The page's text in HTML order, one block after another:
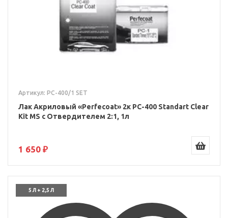
Артикул: PC-400/1 SET
Лак Акриловый «Perfecoat» 2к PC-400 Standart Clear
Kit MS с Отвердителем 2:1, 1л
1 650 ₽
5 Л + 2,5 Л